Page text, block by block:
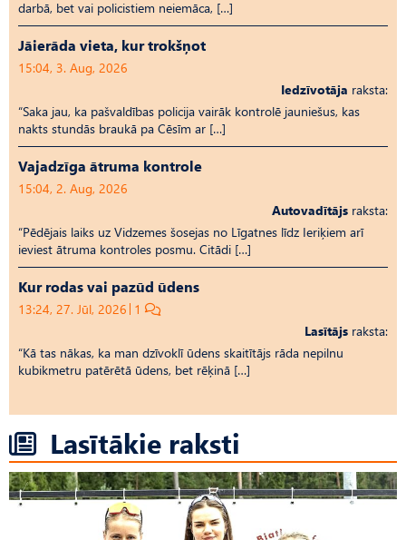
darbā, bet vai policistiem neiemāca, […]
Jāierāda vieta, kur trokšņot
15:04, 3. Aug, 2026
Iedzīvotāja raksta:
“Saka jau, ka pašvaldības policija vairāk kontrolē jauniešus, kas
nakts stundās braukā pa Cēsīm ar […]
Vajadzīga ātruma kontrole
15:04, 2. Aug, 2026
Autovadītājs raksta:
“Pēdējais laiks uz Vid­ze­mes šosejas no Līgatnes līdz Ieriķiem arī
ieviest ātruma kontroles posmu. Citādi […]
Kur rodas vai pazūd ūdens
13:24, 27. Jūl, 2026 1
Lasītājs raksta:
“Kā tas nākas, ka man dzīvoklī ūdens skaitītājs rāda nepilnu
kubikmetru patērētā ūdens, bet rēķinā […]
Lasītākie raksti